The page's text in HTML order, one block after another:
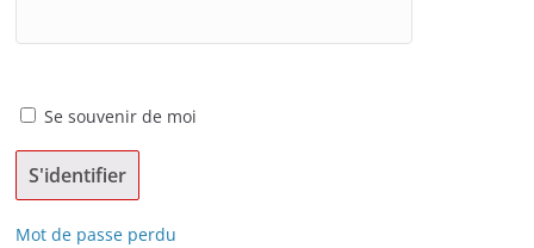
Se souvenir de moi
Mot de passe perdu